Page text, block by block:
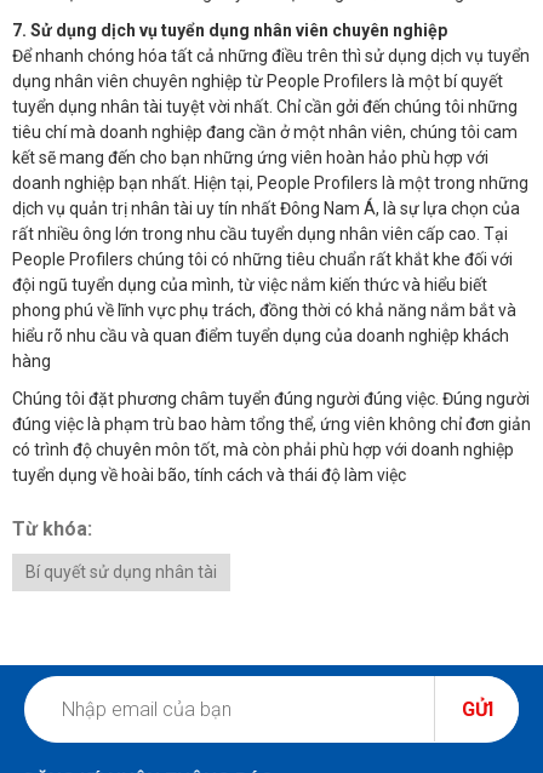
7. Sử dụng dịch vụ tuyển dụng nhân viên chuyên nghiệp
Để nhanh chóng hóa tất cả những điều trên thì sử dụng dịch vụ tuyển
dụng nhân viên chuyên nghiệp từ People Profilers là một bí quyết
tuyển dụng nhân tài tuyệt vời nhất. Chỉ cần gởi đến chúng tôi những
tiêu chí mà doanh nghiệp đang cần ở một nhân viên, chúng tôi cam
kết sẽ mang đến cho bạn những ứng viên hoàn hảo phù hợp với
doanh nghiệp bạn nhất. Hiện tại, People Profilers là một trong những
dịch vụ quản trị nhân tài uy tín nhất Đông Nam Á, là sự lựa chọn của
rất nhiều ông lớn trong nhu cầu tuyển dụng nhân viên cấp cao. Tại
People Profilers chúng tôi có những tiêu chuẩn rất khắt khe đối với
đội ngũ tuyển dụng của mình, từ việc nắm kiến thức và hiểu biết
phong phú về lĩnh vực phụ trách, đồng thời có khả năng nắm bắt và
hiểu rõ nhu cầu và quan điểm tuyển dụng của doanh nghiệp khách
hàng
Chúng tôi đặt phương châm tuyển đúng người đúng việc. Đúng người
đúng việc là phạm trù bao hàm tổng thể, ứng viên không chỉ đơn giản
có trình độ chuyên môn tốt, mà còn phải phù hợp với doanh nghiệp
tuyển dụng về hoài bão, tính cách và thái độ làm việc
Từ khóa:
Bí quyết sử dụng nhân tài
GỬI